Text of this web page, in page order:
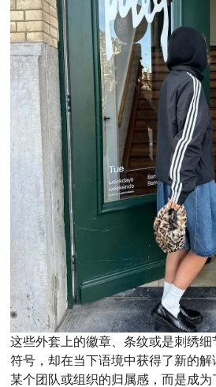
这些外套上的徽章、条纹或是刺绣
符号，却在当下语境中获得了新的
某个团队或组织的归属感，而是成